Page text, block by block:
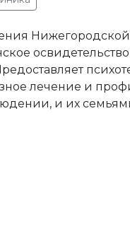
Нижегородской
лечение и
и их